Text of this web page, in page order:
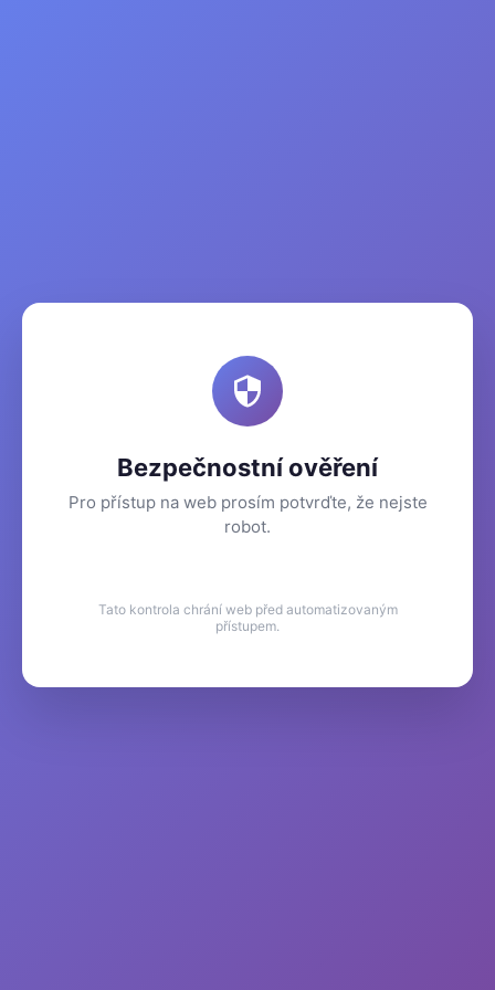
Bezpečnostní ověření
Pro přístup na web prosím potvrďte, že nejste
robot.
Tato kontrola chrání web před automatizovaným
přístupem.